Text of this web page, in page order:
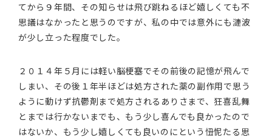
てから９年間、その知らせは飛び跳ねるほど嬉しくても不
思議はなかったと思うのですが、私の中では意外にも漣波
が少し立った程度でした。
２０１４年５月には軽い脳梗塞でその前後の記憶が飛んで
しまい、その後１年半ほどは処方された薬の副作用で思う
ように動けず抗鬱剤まで処方されるありさまで、狂喜乱舞
とまでは行かないまでも、もう少し喜んでも良かったので
はないか、もう少し嬉しくても良いのにという忸怩たる思